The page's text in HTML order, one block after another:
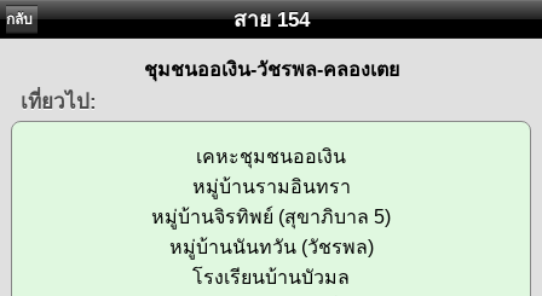
กลับ สาย 154
ชุมชนออเงิน-วัชรพล-คลองเตย
เที่ยวไป:
เคหะชุมชนออเงิน
หมู่บ้านรามอินทรา
หมู่บ้านจิรทิพย์ (สุขาภิบาล 5)
หมู่บ้านนันทวัน (วัชรพล)
โรงเรียนบ้านบัวมล